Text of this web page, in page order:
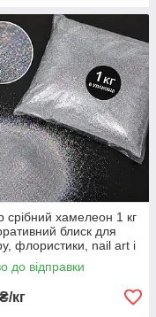
срібний хамелеон 1 кг
блиск для
флористики, nail art і
до відправки
₴/кг